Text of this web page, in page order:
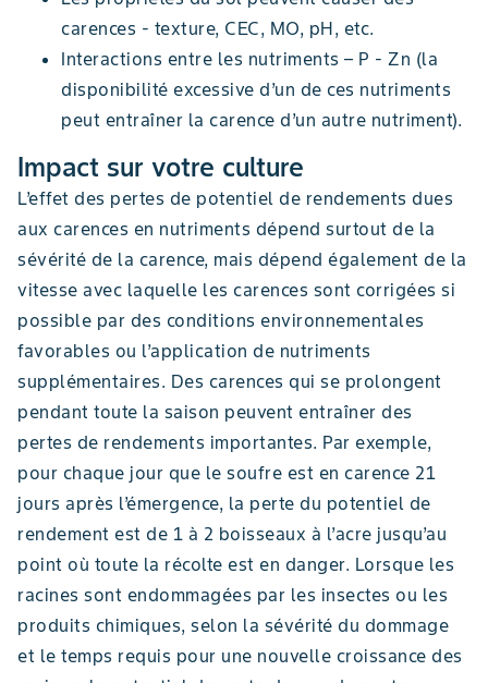
carences - texture, CEC, MO, pH, etc.
Interactions entre les nutriments – P - Zn (la
disponibilité excessive d’un de ces nutriments
peut entraîner la carence d’un autre nutriment).
Impact sur votre culture
L’effet des pertes de potentiel de rendements dues
aux carences en nutriments dépend surtout de la
sévérité de la carence, mais dépend également de la
vitesse avec laquelle les carences sont corrigées si
possible par des conditions environnementales
favorables ou l’application de nutriments
supplémentaires. Des carences qui se prolongent
pendant toute la saison peuvent entraîner des
pertes de rendements importantes. Par exemple,
pour chaque jour que le soufre est en carence 21
jours après l’émergence, la perte du potentiel de
rendement est de 1 à 2 boisseaux à l’acre jusqu’au
point où toute la récolte est en danger. Lorsque les
racines sont endommagées par les insectes ou les
produits chimiques, selon la sévérité du dommage
et le temps requis pour une nouvelle croissance des